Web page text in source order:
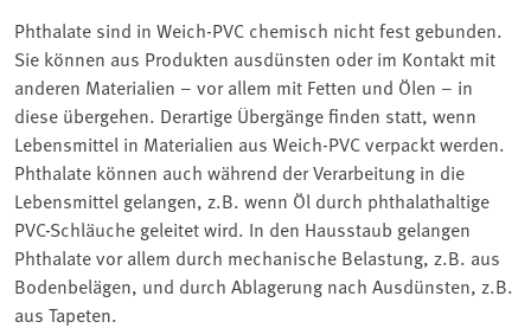
Phthalate sind in Weich-PVC chemisch nicht fest gebunden.
Sie können aus Produkten ausdünsten oder im Kontakt mit
anderen Materialien – vor allem mit Fetten und Ölen – in
diese übergehen. Derartige Übergänge finden statt, wenn
Lebensmittel in Materialien aus Weich-PVC verpackt werden.
Phthalate können auch während der Verarbeitung in die
Lebensmittel gelangen, z.B. wenn Öl durch phthalathaltige
PVC-Schläuche geleitet wird. In den Hausstaub gelangen
Phthalate vor allem durch mechanische Belastung, z.B. aus
Bodenbelägen, und durch Ablagerung nach Ausdünsten, z.B.
aus Tapeten.